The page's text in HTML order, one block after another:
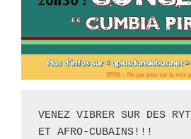
VENEZ VIBRER SUR DES
ET AFRO-CUBAINS!!!